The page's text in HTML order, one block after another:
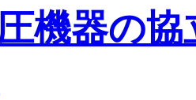
機器の